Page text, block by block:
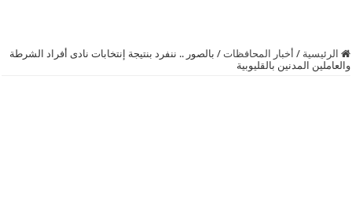
الرئيسية / أخبار المحافظات / بالصور .. ننفرد بنتيجة إنتخابات نادى أفراد الشرطة
والعاملين المدنين بالقليوبية